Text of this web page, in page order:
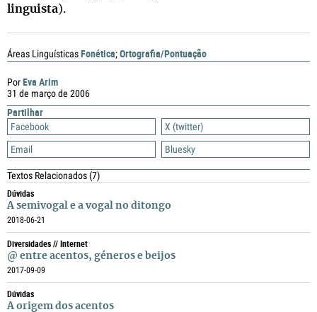
PorEva Arim
31 de março de 2006
Partilhar
Facebook
X (twitter)
Email
Bluesky
Textos Relacionados(7)
Dúvidas
A semivogal e a vogal no ditongo
2018-06-21
Diversidades // Internet
@ entre acentos, géneros e beijos
2017-09-09
Dúvidas
A origem dos acentos
linguista).
Áreas LinguísticasFonética;Ortografia/Pontuação